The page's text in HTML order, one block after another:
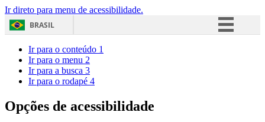
Ir direto para menu de acessibilidade.
BRASIL
Acesso à informação
Ir para o conteúdo 1
Ir para o menu 2
Ir para a busca 3
Ir para o rodapé 4
Opções de acessibilidade